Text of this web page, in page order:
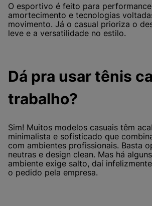
O esportivo é feito para
amortecimento e tecnologias
movimento. Já o casual prioriza o
leve e a versatilidade no estilo.
Dá pra usar tênis
trabalho?
Sim! Muitos modelos casuais têm
minimalista e sofisticado que
com ambientes profissionais. Basta
neutras e design clean. Mas há
ambiente exige salto, daí
o pedido pela empresa.